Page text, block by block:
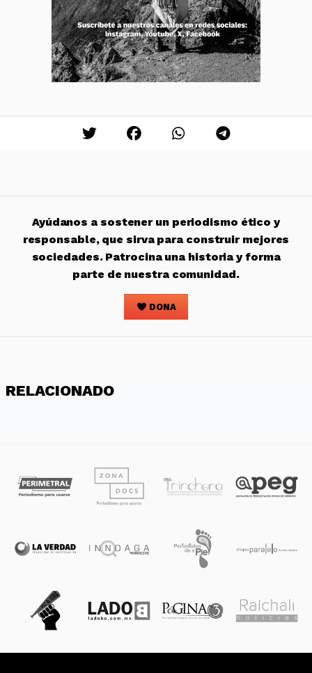
Ayúdanos a sostener un periodismo ético y
responsable, que sirva para construir mejores
sociedades. Patrocina una historia y forma
parte de nuestra comunidad.
DONA
RELACIONADO